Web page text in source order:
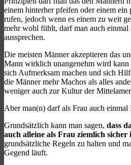
einem hinterher pfeifen oder einem ein
rufen, jedoch wenn es einem zu weit
mehr wohl fühlt, darf man auch einmal
aussprechen.
Die meisten Männer akzeptieren das
Mann wirklich unangenehm wird kann
sich Aufmerksam machen und sich
die Männer mehr Machos als alles
weniger auch zur Kultur der
Aber man(n) darf als Frau auch einmal
Grundsätzlich kann man sagen, dass
auch alleine als Frau ziemlich sicher
grundsätzliche Regeln zu halten und
Gegend läuft.